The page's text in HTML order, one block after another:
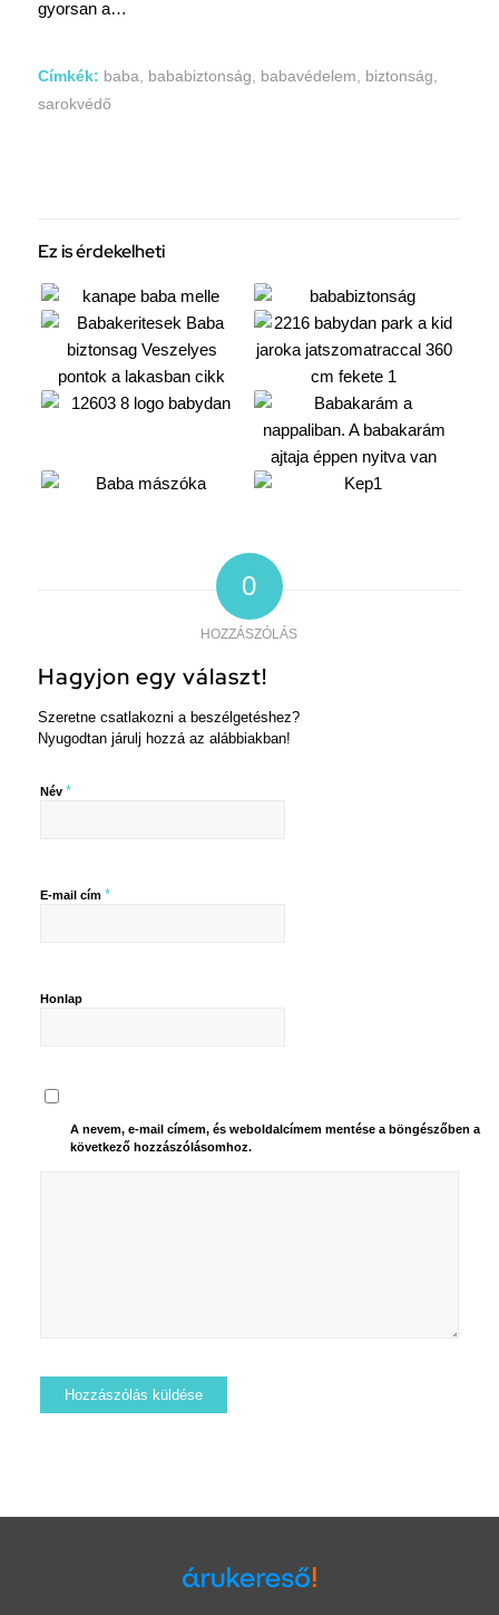
gyorsan a…
Címkék: baba, bababiztonság, babavédelem, biztonság,
sarokvédő
Ez is érdekelheti
0
HOZZÁSZÓLÁS
Hagyjon egy választ!
Szeretne csatlakozni a beszélgetéshez?
Nyugodtan járulj hozzá az alábbiakban!
Név *
E-mail cím *
Honlap
A nevem, e-mail címem, és weboldalcímem mentése a böngészőben a
következő hozzászólásomhoz.